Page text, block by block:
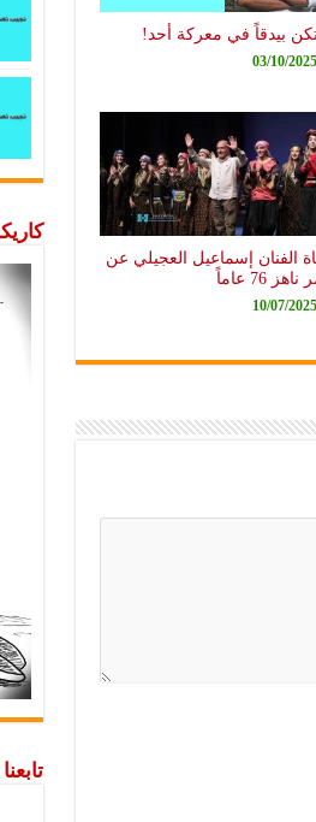
تكن بيدقاً في معركة أحد!
03/10/2025
الفنان إسماعيل العجيلي عن
76 عاماً
10/07/2025